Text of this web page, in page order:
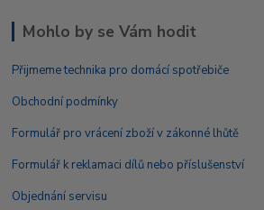
Mohlo by se Vám hodit
Přijmeme technika pro domácí spotřebiče
Obchodní podmínky
Formulář pro vrácení zboží v zákonné lhůtě
Formulář k reklamaci dílů nebo příslušenství
Objednání servisu